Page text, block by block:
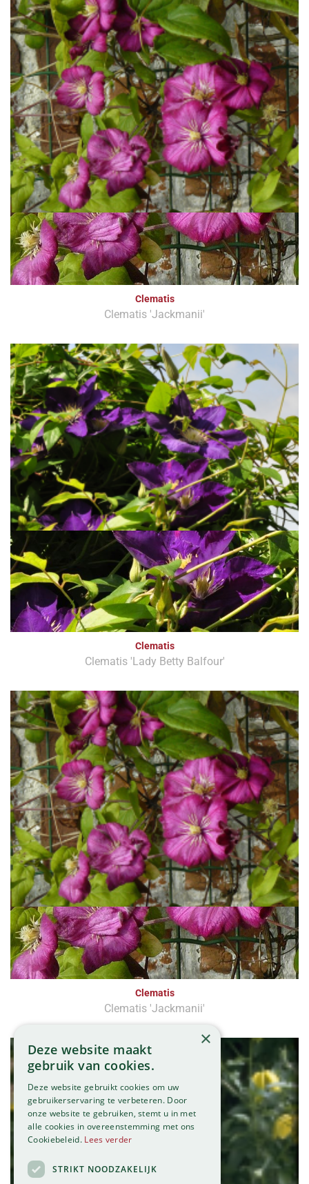
Clematis
Clematis 'Jackmanii'
Clematis
Clematis 'Lady Betty Balfour'
Clematis
Clematis 'Jackmanii'
×
Deze website maakt
gebruik van cookies.
Deze website gebruikt cookies om uw
gebruikerservaring te verbeteren. Door
onze website te gebruiken, stemt u in met
alle cookies in overeenstemming met ons
Cookiebeleid. Lees verder
STRIKT NOODZAKELIJK